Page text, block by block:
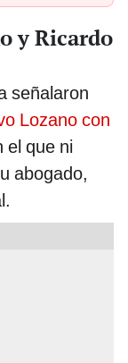
y Ricardo
señalaron
Lozano con
el que ni
abogado,